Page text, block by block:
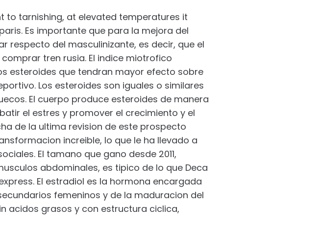
to tarnishing, at elevated temperatures it
Es importante que para la mejora del
respecto del masculinizante, es decir, que el
tren rusia. El indice miotrofico
esteroides que tendran mayor efecto sobre
Los esteroides son iguales o similares
El cuerpo produce esteroides de manera
el estres y promover el crecimiento y el
de la ultima revision de este prospecto
increible, lo que le ha llevado a
El tamano que gano desde 2011,
abdominales, es tipico de lo que Deca
El estradiol es la hormona encargada
femeninos y de la maduracion del
acidos grasos y con estructura ciclica,